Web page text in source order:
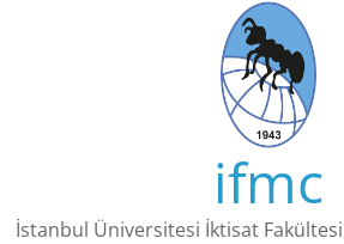
ifmc
İstanbul Üniversitesi İktisat